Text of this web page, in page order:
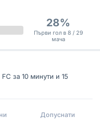
28%
Първи гол в 8 / 29
мача
за 10 минути и 15
Допуснати